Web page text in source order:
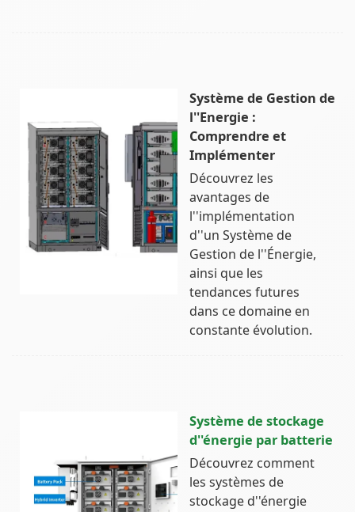
Système de Gestion de
l''Energie :
Comprendre et
Implémenter
Découvrez les
avantages de
l''implémentation
d''un Système de
Gestion de l''Énergie,
ainsi que les
tendances futures
dans ce domaine en
constante évolution.
Système de stockage
d''énergie par batterie
Découvrez comment
les systèmes de
stockage d''énergie